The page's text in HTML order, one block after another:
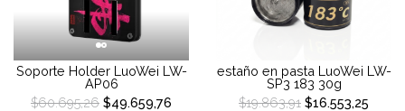
Soporte Holder LuoWei LW-
AP06
$60.695,26 $49.659,76
estaño en pasta LuoWei LW-
SP3 183 30g
$19.863,91 $16.553,25